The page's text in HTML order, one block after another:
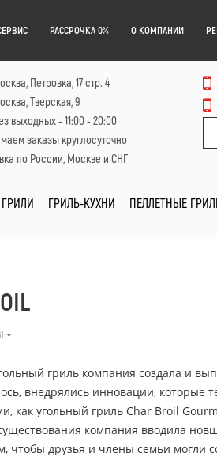
РАССРОЧКА 0% О КОМПАНИИ
Петровка, 17 стр. 4
Тверская, 9
выходных - 11:00 - 20:00
заказы круглосуточно
по России, Москве и СНГ
ГРИЛЬ-КУХНИ ПЕЛЛЕТНЫЕ
гриль компания создала и
внедрялись инновации, которые
как угольный гриль Char Broil
компания вводила
чтобы друзья и члены семьи могли